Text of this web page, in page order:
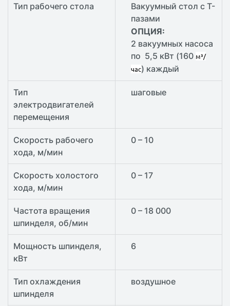
Тип рабочего стола
Вакуумный стол с T-
пазами
ОПЦИЯ:
2 вакуумных насоса
по 5,5 кВт (160 м³/
час) каждый
Тип
электродвигателей
перемещения
шаговые
Скорость рабочего
хода, м/мин
0 – 10
Скорость холостого
хода, м/мин
0 – 17
Частота вращения
шпинделя, об/мин
0 – 18 000
Мощность шпинделя,
кВт
6
Тип охлаждения
шпинделя
воздушное